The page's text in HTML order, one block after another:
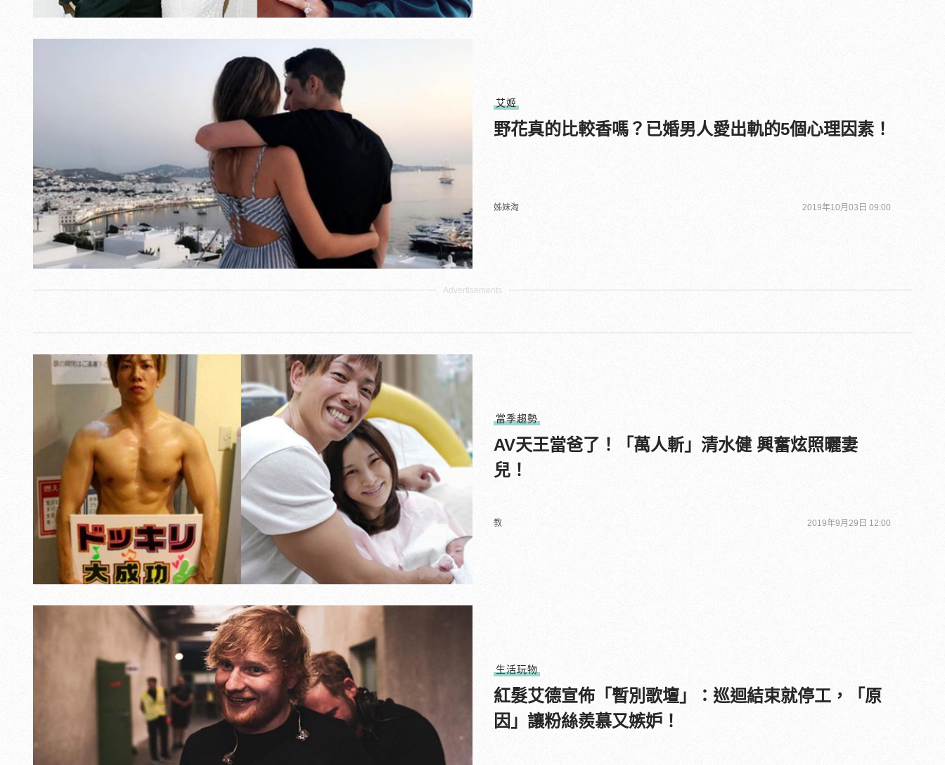
艾姬
野花真的比較香嗎？已婚男人愛出軌的5個心理因素！
姊妹淘 2019年10月03日 09:00
當季趨勢
AV天王當爸了！「萬人斬」清水健 興奮炫照曬妻
兒！
教 2019年9月29日 12:00
生活玩物
紅髮艾德宣佈「暫別歌壇」：巡迴結束就停工，「原
因」讓粉絲羨慕又嫉妒！